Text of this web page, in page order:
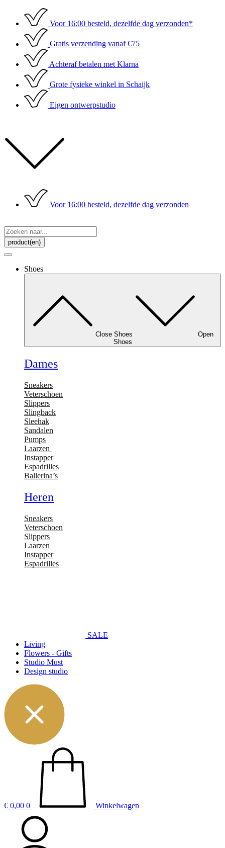
naar
inhoud
Voor 16:00 besteld, dezelfde dag verzonden*
Gratis verzending vanaf €75
Achteraf betalen met Klarna
Grote fysieke winkel in Schaijk
Eigen ontwerpstudio
Voor 16:00 besteld, dezelfde dag verzonden
Search
...product(en)
Shoes
Close Shoes
Open
Shoes
Dames
Sneakers
Veterschoen
Slippers
Slingback
Sleehak
Sandalen
Pumps
Laarzen
Instapper
Espadrilles
Ballerina’s
Heren
Sneakers
Veterschoen
Slippers
Laarzen
Instapper
Espadrilles
SALE
Living
Flowers - Gifts
Studio Must
Design studio
€ 0,00 0 Winkelwagen